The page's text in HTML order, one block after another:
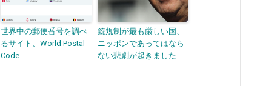
世界中の郵便番号を調べ
るサイト、World Postal
Code
銃規制が最も厳しい国、
ニッポンであってはなら
ない悲劇が起きました